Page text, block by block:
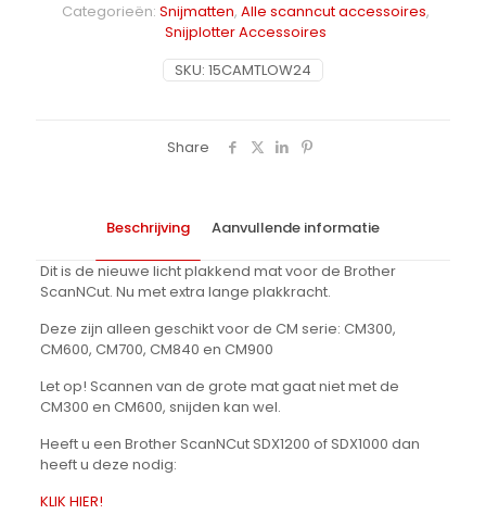
610mm
SKU: 15CAMTLOW24
Categorieën: Snijmatten, Alle scanncut accessoires,
Snijplotter Accessoires
Share
Beschrijving Aanvullende informatie
Dit is de nieuwe licht plakkend mat voor de Brother
ScanNCut. Nu met extra lange plakkracht.
Deze zijn alleen geschikt voor de CM serie: CM300,
CM600, CM700, CM840 en CM900
Let op! Scannen van de grote mat gaat niet met de
CM300 en CM600, snijden kan wel.
Heeft u een Brother ScanNCut SDX1200 of SDX1000 dan
heeft u deze nodig:
KLIK HIER!